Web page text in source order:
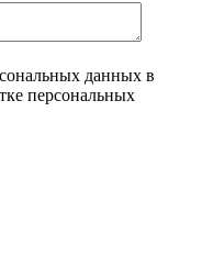
данных в
персональных